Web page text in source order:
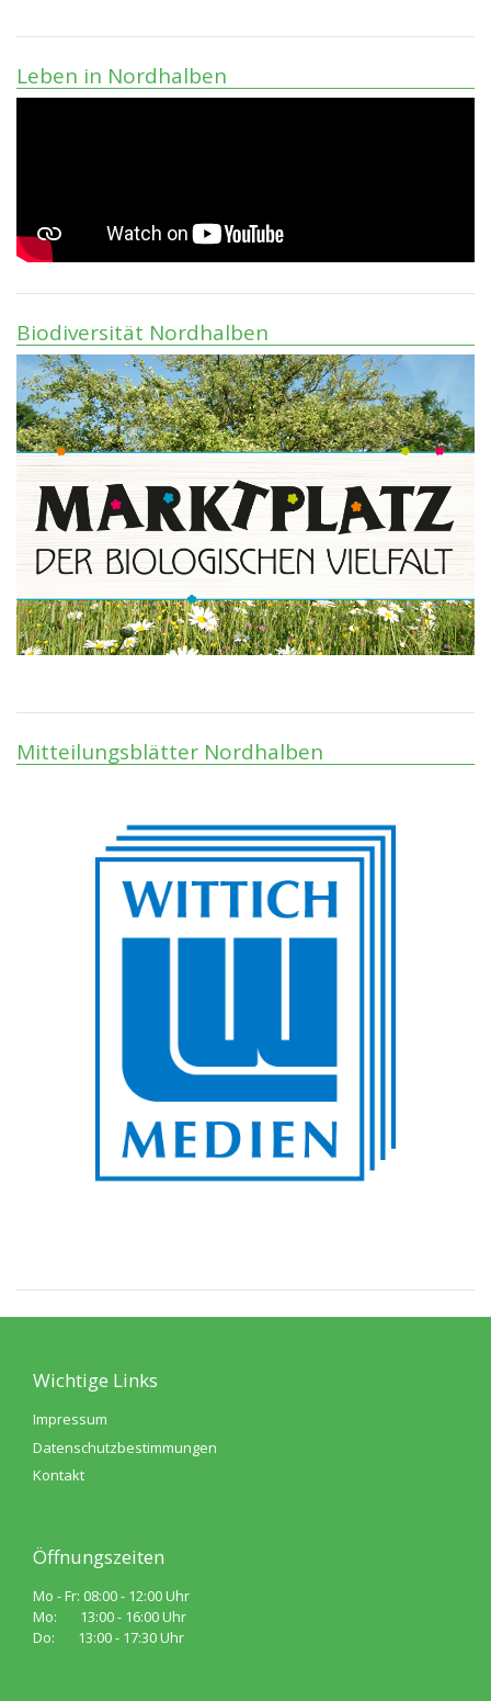
Leben in Nordhalben
Biodiversität Nordhalben
Mitteilungsblätter Nordhalben
Wichtige Links
Impressum
Datenschutzbestimmungen
Kontakt
Öffnungszeiten
Mo - Fr: 08:00 - 12:00 Uhr
Mo: 13:00 - 16:00 Uhr
Do: 13:00 - 17:30 Uhr